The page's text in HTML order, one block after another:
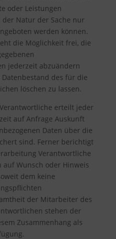
oder Leistungen
Natur der Sache nur
werden können.
die Möglichkeit frei, die
jederzeit abzuändern
des für die
löschen zu lassen.
erteilt jeder
auf Anfrage Auskunft
Daten über die
sind. Ferner berichtigt
Verantwortliche
auf Wunsch oder Hinweis
dem keine
der Mitarbeiter des
stehen der
Zusammenhang als